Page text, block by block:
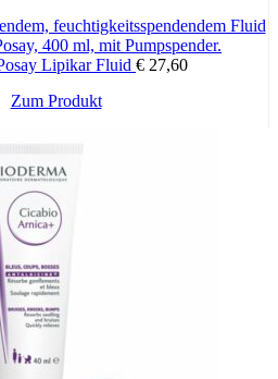
Lipikar Fluid € 27,60
Zum Produkt